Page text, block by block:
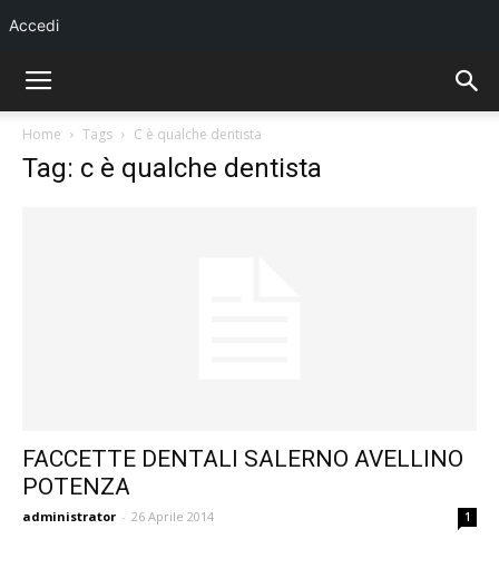
Home Tags C è qualche dentista
Tag: c è qualche dentista
FACCETTE DENTALI SALERNO AVELLINO
POTENZA
administrator - 26 Aprile 2014 1
Accedi